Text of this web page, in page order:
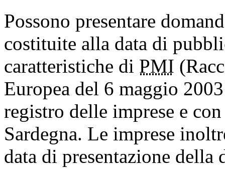
Possono presentare
costituite alla data di
caratteristiche di PMI
Europea del 6 maggio
registro delle imprese e
Sardegna. Le imprese
data di presentazione